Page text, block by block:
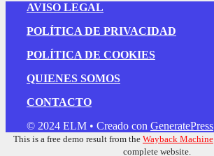
AVISO LEGAL
POLÍTICA DE PRIVACIDAD
POLÍTICA DE COOKIES
QUIENES SOMOS
CONTACTO
© 2024 ELM • Creado con GeneratePress
This is a free demo result from the Wayback Machine
complete website.